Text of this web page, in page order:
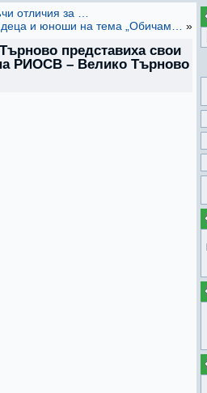
отличия за …
и юноши на тема „Обичам…
»
представиха свои
РИОСВ – Велико Търново